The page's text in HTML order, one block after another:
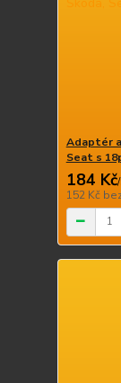
Adaptér
Seat s
184 Kč/
152 Kč